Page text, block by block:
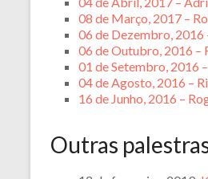
08 de Março, 2017 –
06 de Dezembro, 2016
06 de Outubro, 2016 –
01 de Setembro, 2016
04 de Agosto, 2016 –
16 de Junho, 2016 –
Outras